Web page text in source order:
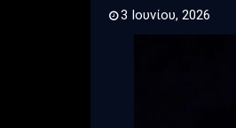
3 Ιουνίου, 2026